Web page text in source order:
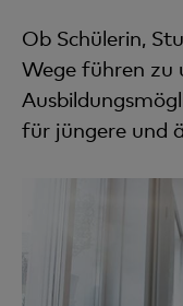
Ob Schülerin,
Wege führen zu
für jüngere und